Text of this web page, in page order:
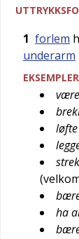
1 forlem
underarm
EKSEMPLER
ha